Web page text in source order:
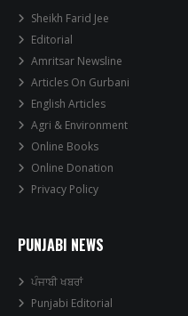
Sheikh Farid Jee
Editorial
Amritsar Newsline
Articles On Gurbani
English Articles
Agri & Environment
Online Books
Online Donation
Privacy Policy
PUNJABI NEWS
ਪੰਜਾਬੀ ਖਬਰਾਂ
Punjabi Editorial